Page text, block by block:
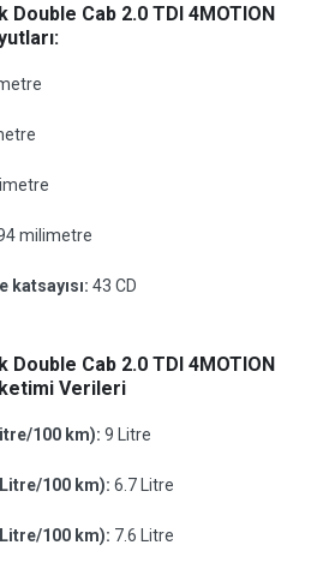
Double Cab 2.0 TDI 4MOTION
milimetre
katsayısı: 43 CD
Double Cab 2.0 TDI 4MOTION
Verileri
100 km): 9 Litre
100 km): 6.7 Litre
100 km): 7.6 Litre